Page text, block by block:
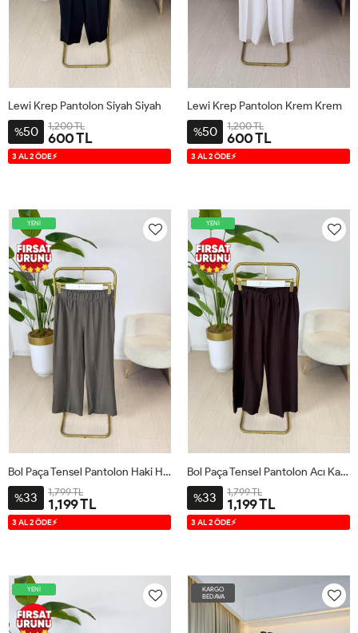
S
Lewi Krep Pantolon Siyah Siyah
%50 1,200 TL
600 TL
3 AL 2 ÖDE⚡ S
Lewi Krep Pantolon Krem Krem
%50 1,200 TL
600 TL
3 AL 2 ÖDE⚡
YENİ
38
Bol Paça Tensel Pantolon Haki Haki
%33 1,799 TL
1,199 TL
3 AL 2 ÖDE⚡
YENİ
38
Bol Paça Tensel Pantolon Acı Kahve Acı Kahve
%33 1,799 TL
1,199 TL
3 AL 2 ÖDE⚡
YENİ
KARGO
BEDAVA